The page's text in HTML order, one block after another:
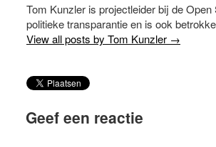
Tom Kunzler is projectleider bij de
politieke transparantie en is ook
View all posts by Tom Kunzler →
Geef een reactie